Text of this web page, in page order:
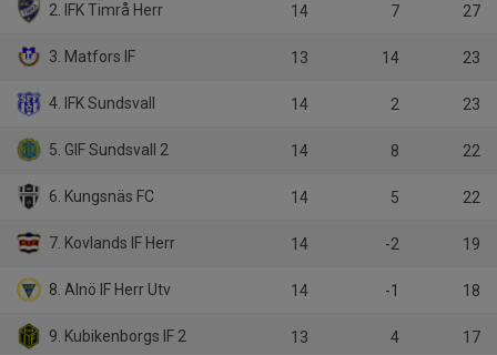
2. IFK Timrå Herr 14 7 27
3. Matfors IF 13 14 23
4. IFK Sundsvall 14 2 23
5. GIF Sundsvall 2 14 8 22
6. Kungsnäs FC 14 5 22
7. Kovlands IF Herr 14 -2 19
8. Alnö IF Herr Utv 14 -1 18
9. Kubikenborgs IF 2 13 4 17